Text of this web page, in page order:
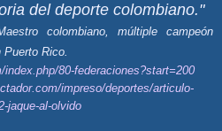
del deporte colombiano."
colombiano, múltiple campeón
Rico.
80-federaciones?start=200
impreso/deportes/articulo-
jaque-al-olvido